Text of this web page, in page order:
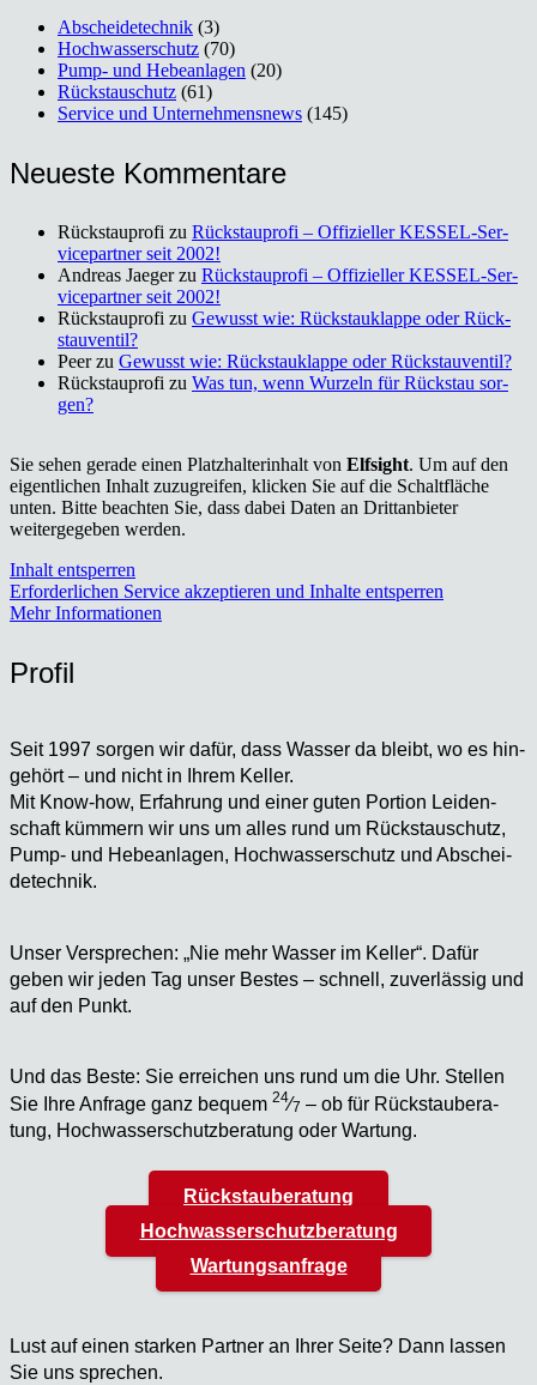
Abscheidetechnik (3)
Hochwasserschutz (70)
Pump- und Hebeanlagen (20)
Rückstauschutz (61)
Service und Unternehmensnews (145)
Neu­es­te Kom­men­ta­re
Rückstauprofi zu Rück­stau­pro­fi – Offi­zi­el­ler KES­SEL-Ser­
vice­part­ner seit 2002!
Andreas Jaegerzu Rück­stau­pro­fi – Offi­zi­el­ler KES­SEL-Ser­
vice­part­ner seit 2002!
Rückstauprofi zu Gewusst wie: Rück­stau­klap­pe oder Rück­
stau­ven­til?
Peerzu Gewusst wie: Rück­stau­klap­pe oder Rück­stau­ven­til?
Rückstauprofi zu Was tun, wenn Wur­zeln für Rück­stau sor­
gen?
Sie sehen gerade einen Platzhalterinhalt von Elfsight. Um auf den
eigentlichen Inhalt zuzugreifen, klicken Sie auf die Schaltfläche
unten. Bitte beachten Sie, dass dabei Daten an Drittanbieter
weitergegeben werden.
Inhalt entsperren
Erforderlichen Service akzeptieren und Inhalte entsperren
Mehr Informationen
Pro­fil
Seit 1997 sor­gen wir dafür, dass Was­ser da bleibt, wo es hin­
ge­hört – und nicht in Ihrem Kel­ler.
Mit Know-how, Erfah­rung und einer guten Por­ti­on Lei­den­
schaft küm­mern wir uns um alles rund um Rückstau­schutz,
Pump- und Hebe­an­la­gen, Hoch­was­ser­schutz und Abschei­
de­tech­nik.
Unser Ver­spre­chen: „Nie mehr Was­ser im Kel­ler“. Dafür
geben wir jeden Tag unser Bes­tes – schnell, zuver­läs­sig und
auf den Punkt.
Und das Bes­te: Sie errei­chen uns rund um die Uhr. Stel­len
Sie Ihre Anfra­ge ganz bequem 24⁄7 – ob für Rück­stau­be­ra­
tung, Hoch­was­ser­schutz­be­ra­tung oder War­tung.
Rückstauberatung
Hochwasserschutzberatung
Wartungsanfrage
Lust auf einen star­ken Part­ner an Ihrer Sei­te? Dann las­sen
Sie uns spre­chen.